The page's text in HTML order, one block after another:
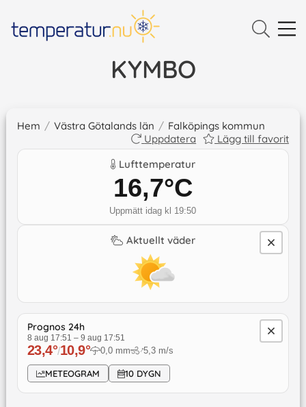
KYMBO
Hem / Västra Götalands län / Falköpings kommun
Uppdatera
Lägg till favorit
Lufttemperatur
16,7°C
Uppmätt idag kl 19:50
Aktuellt väder
Prognos 24h
8 aug 17:51 – 9 aug 17:51
23,4°/10,9° 0,0 mm ↓5,3 m/s
METEOGRAM 10 DYGN